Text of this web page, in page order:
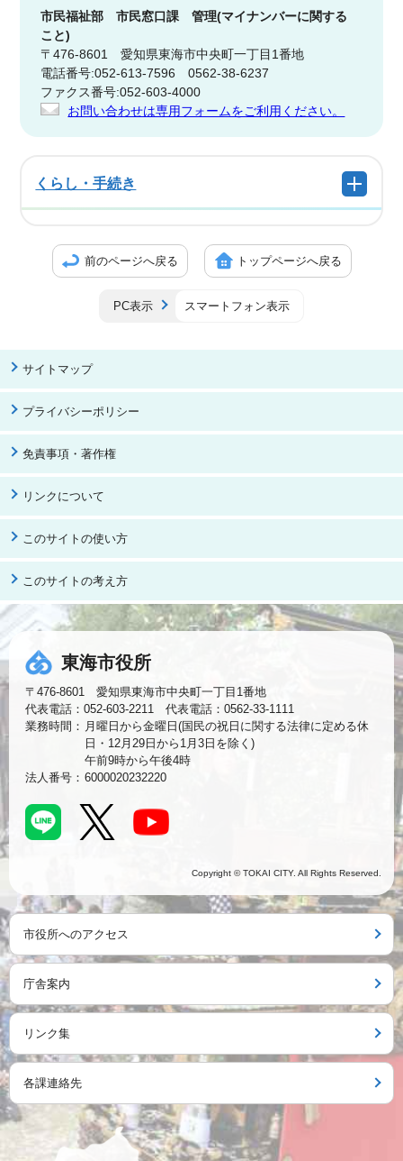
市民福祉部市民窓口課 管理(マイナンバーに関する
こと)
〒476-8601 愛知県東海市中央町一丁目1番地
電話番号:052-613-7596 0562-38-6237
ファクス番号:052-603-4000
お問い合わせは専用フォームをご利用ください。
くらし・手続き
前のページへ戻る トップページへ戻る
PC表示 スマートフォン表示
サイトマップ
プライバシーポリシー
免責事項・著作権
リンクについて
このサイトの使い方
このサイトの考え方
東海市役所
〒476-8601 愛知県東海市中央町一丁目1番地
代表電話：052-603-2211 代表電話：0562-33-1111
業務時間： 月曜日から金曜日(国民の祝日に関する法律に定める休
日・12月29日から1月3日を除く)
午前9時から午後4時
法人番号： 6000020232220
Copyright © TOKAI CITY. All Rights Reserved.
市役所へのアクセス
庁舎案内
リンク集
各課連絡先